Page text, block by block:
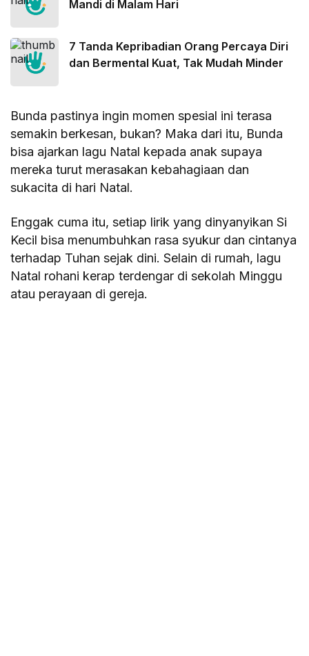
Mandi di Malam Hari
7 Tanda Kepribadian Orang Percaya Diri
dan Bermental Kuat, Tak Mudah Minder
Bunda pastinya ingin momen spesial ini terasa
semakin berkesan, bukan? Maka dari itu, Bunda
bisa ajarkan lagu Natal kepada anak supaya
mereka turut merasakan kebahagiaan dan
sukacita di hari Natal.
Enggak cuma itu, setiap lirik yang dinyanyikan Si
Kecil bisa menumbuhkan rasa syukur dan cintanya
terhadap Tuhan sejak dini. Selain di rumah, lagu
Natal rohani kerap terdengar di sekolah Minggu
atau perayaan di gereja.